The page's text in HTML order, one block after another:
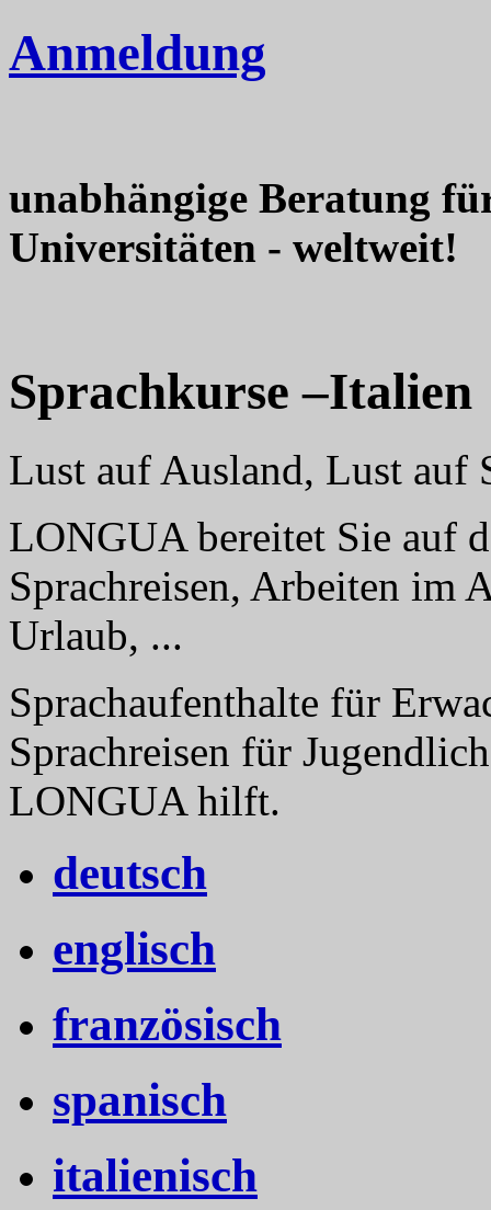
Anmeldung
unabhängige Beratung
Universitäten - weltweit!
Sprachkurse –Italien
Lust auf Ausland, Lust auf
LONGUA bereitet Sie auf
Sprachreisen, Arbeiten im
Urlaub, ...
Sprachaufenthalte für
Sprachreisen für
LONGUA hilft.
deutsch
englisch
französisch
spanisch
italienisch